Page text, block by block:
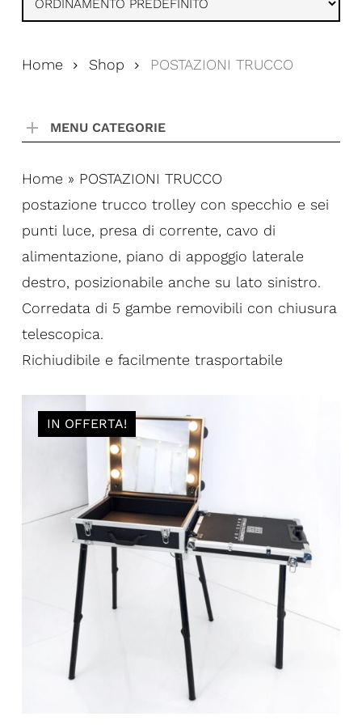
Home Shop POSTAZIONI TRUCCO
MENU CATEGORIE
Home » POSTAZIONI TRUCCO
postazione trucco trolley con specchio e sei
punti luce, presa di corrente, cavo di
alimentazione, piano di appoggio laterale
destro, posizionabile anche su lato sinistro.
Corredata di 5 gambe removibili con chiusura
telescopica.
Richiudibile e facilmente trasportabile
IN OFFERTA!